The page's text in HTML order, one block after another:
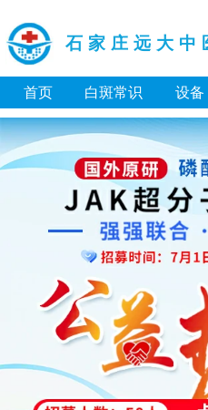
石家庄远大中
首页 白斑常识 设备